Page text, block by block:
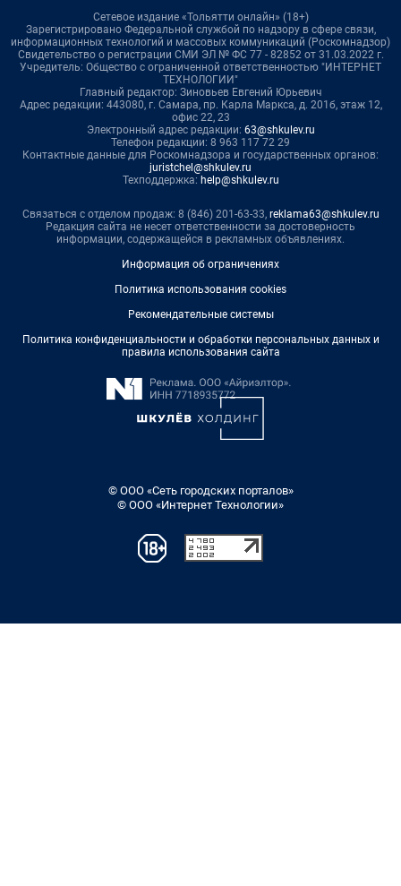
Сетевое издание «Тольятти онлайн» (18+)
Зарегистрировано Федеральной службой по надзору в сфере связи,
информационных технологий и массовых коммуникаций (Роскомнадзор)
Свидетельство о регистрации СМИ ЭЛ № ФС 77 - 82852 от 31.03.2022 г.
Учредитель: Общество с ограниченной ответственностью "ИНТЕРНЕТ
ТЕХНОЛОГИИ"
Главный редактор: Зиновьев Евгений Юрьевич
Адрес редакции: 443080, г. Самара, пр. Карла Маркса, д. 201б, этаж 12,
офис 22, 23
Электронный адрес редакции: 63@shkulev.ru
Телефон редакции: 8 963 117 72 29
Контактные данные для Роскомнадзора и государственных органов:
juristchel@shkulev.ru
Техподдержка: help@shkulev.ru
Связаться с отделом продаж: 8 (846) 201-63-33, reklama63@shkulev.ru
Редакция сайта не несет ответственности за достоверность
информации, содержащейся в рекламных объявлениях.
Информация об ограничениях
Политика использования cookies
Рекомендательные системы
Политика конфиденциальности и обработки персональных данных и
правила использования сайта
© ООО «Сеть городских порталов»
© ООО «Интернет Технологии»